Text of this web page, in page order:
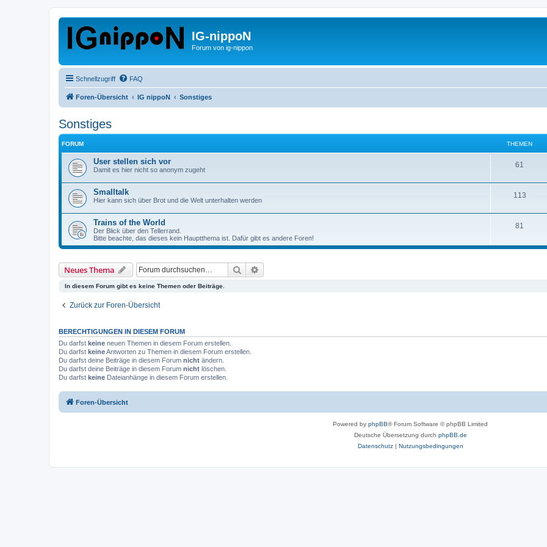
IG-nippoN
Forum von ig-nippon
Schnellzugriff FAQ
Foren-Übersicht IG nippoN Sonstiges
Sonstiges
FORUM THEMEN
User stellen sich vor
Damit es hier nicht so anonym zugeht
61
Smalltalk
Hier kann sich über Brot und die Welt unterhalten werden
113
Trains of the World
Der Blick über den Tellerrand.
Bitte beachte, das dieses kein Hauptthema ist. Dafür gibt es andere Foren!
81
Neues Thema Suche
In diesem Forum gibt es keine Themen oder Beiträge.
Zurück zur Foren-Übersicht
BERECHTIGUNGEN IN DIESEM FORUM
Du darfst keine neuen Themen in diesem Forum erstellen.
Du darfst keineAntworten zu Themen in diesem Forum erstellen.
Du darfst deine Beiträge in diesem Forum nicht ändern.
Du darfst deine Beiträge in diesem Forum nicht löschen.
Du darfst keine Dateianhänge in diesem Forum erstellen.
Foren-Übersicht
Powered by phpBB® Forum Software © phpBB Limited
Deutsche Übersetzung durch phpBB.de
Datenschutz| Nutzungsbedingungen